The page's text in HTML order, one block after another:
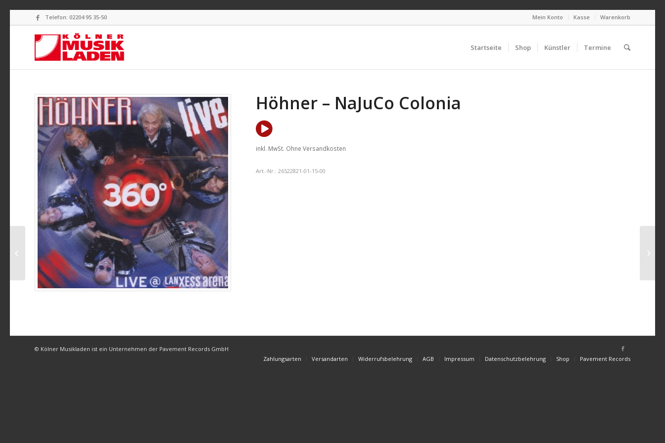
Mein Konto Kasse Warenkorb
Telefon: 02204 95 35-50
Startseite Shop Künstler Termine
Höhner – NaJuCo Colonia
inkl. MwSt. Ohne Versandkosten
Art.-Nr.:26522821-01-15-00
© Kölner Musikladen ist ein Unternehmen der Pavement Records GmbH
Zahlungsarten
Versandarten Widerrufsbelehrung AGB Impressum Datenschutzbelehrung Shop Pavement Records
Höhner – Der liebe
Gott weiss, dass ich
kein Engel bin